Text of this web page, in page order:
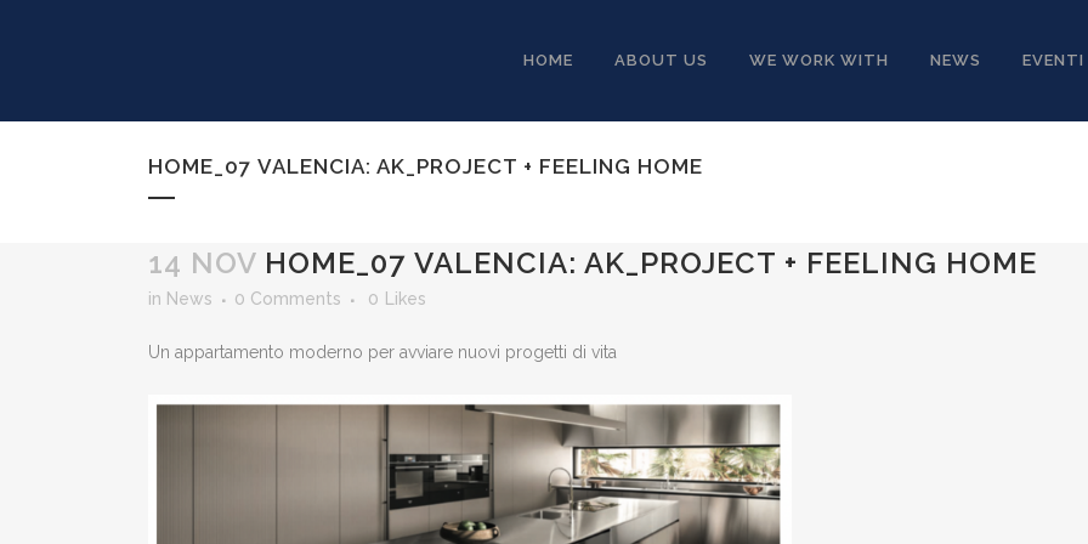
HOME ABOUT US WE WORK WITH NEWS EVENTI
HOME_07 VALENCIA: AK_PROJECT + FEELING HOME
14 NOV HOME_07 VALENCIA: AK_PROJECT + FEELING HOME
in News 0 Comments 0 Likes
Un appartamento moderno per avviare nuovi progetti di vita